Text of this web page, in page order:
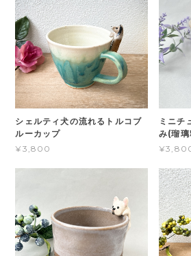
シェルティ犬の流れるトルコブ
ルーカップ
¥3,800
ミニチ
み(瑠璃